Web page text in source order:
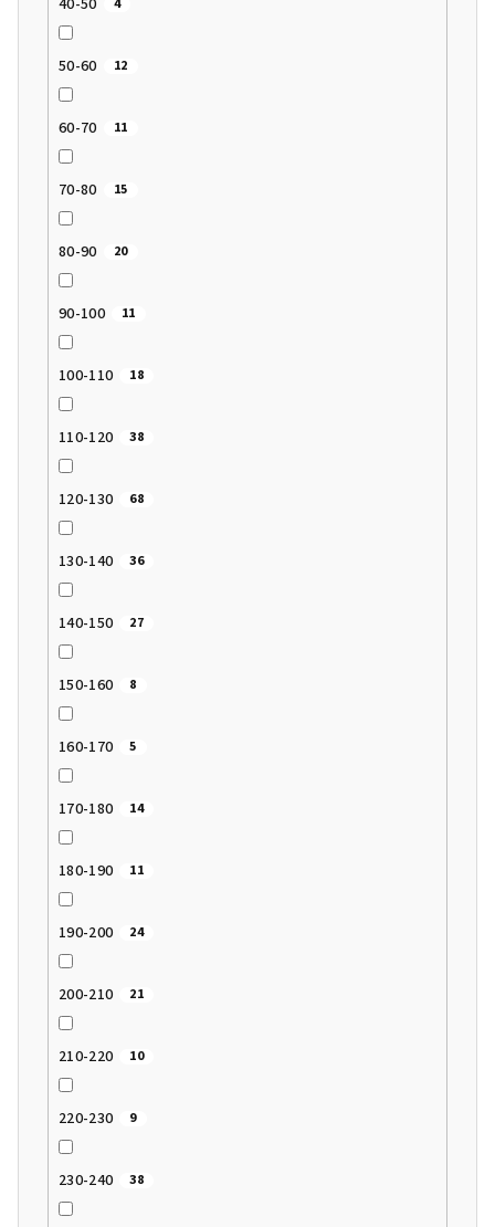
50-60 12
60-70 11
70-80 15
80-90 20
90-100 11
100-110 18
110-120 38
120-130 68
130-140 36
140-150 27
150-160 8
160-170 5
170-180 14
180-190 11
190-200 24
200-210 21
210-220 10
220-230 9
230-240 38